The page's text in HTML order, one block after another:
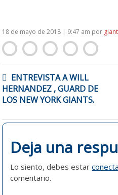
18 de mayo de 2018 | 9:47 am por
NAVEGACIÓN
DE
ENTRADAS
ENTREVISTA A WILL
HERNANDEZ , GUARD DE
LOS NEW YORK GIANTS.
Deja una
Lo siento, debes estar
comentario.